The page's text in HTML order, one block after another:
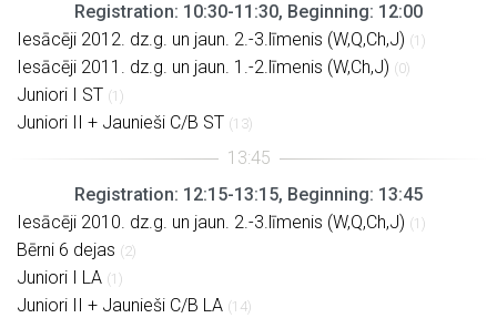
Registration: 10:30-11:30, Beginning: 12:00
Iesācēji 2012. dz.g. un jaun. 2.-3.līmenis (W,Q,Ch,J) (1)
Iesācēji 2011. dz.g. un jaun. 1.-2.līmenis (W,Ch,J) (0)
Juniori I ST (1)
Juniori II + Jaunieši C/B ST (13)
Registration: 12:15-13:15, Beginning: 13:45
Iesācēji 2010. dz.g. un jaun. 2.-3.līmenis (W,Q,Ch,J) (1)
Bērni 6 dejas (2)
Juniori I LA (1)
Juniori II + Jaunieši C/B LA (14)